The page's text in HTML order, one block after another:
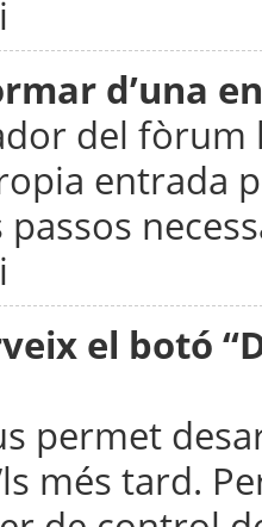
d’una
del
entrada
el botó
permet
més tard.